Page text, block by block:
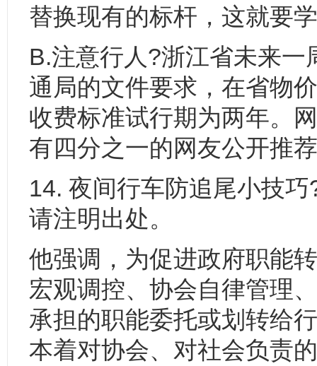
替换现有的标杆，这就要
B.注意行人?浙江省未来
通局的文件要求，在省物
收费标准试行期为两年。
有四分之一的网友公开推
14. 夜间行车防追尾小技
请注明出处。
他强调，为促进政府职能
宏观调控、协会自律管理
承担的职能委托或划转给
本着对协会、对社会负责